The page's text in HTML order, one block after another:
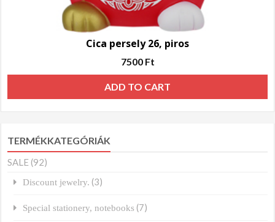
Cica persely 26, piros
7500 Ft
ADD TO CART
TERMÉKKATEGÓRIÁK
SALE (92)
Discount jewelry. (3)
Special stationery, notebooks (7)